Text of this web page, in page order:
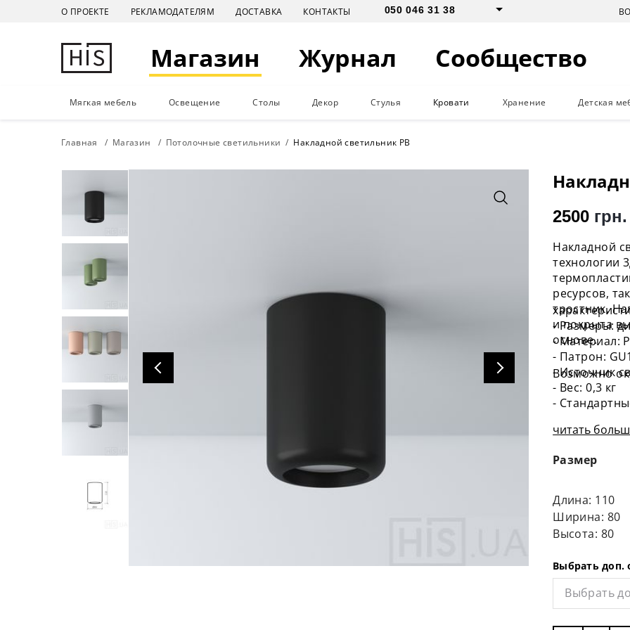
О ПРОЕКТЕ РЕКЛАМОДАТЕЛЯМ ДОСТАВКА КОНТАКТЫ 050 046 31 38
Магазин Журнал Сообщество
Мягкая мебель Освещение Столы Декор Стулья Кровати Хранение Детская
Главная Магазин Потолочные светильники Накладной светильник PB
2500 грн.
Накладной
технологии
ресурсов,
тростник.
и покрыта
основе.
- Размеры:
- Материал:
- Патрон:
- Источник
- Вес: 0,3 кг
-
Возможно
читать
Размер
Длина: 110
Ширина: 80
Высота: 80
Выбрать доп.
Выбрать